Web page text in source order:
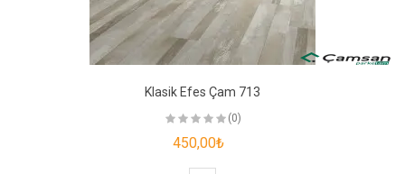
Klasik Efes Çam 713
(0)
450,00₺